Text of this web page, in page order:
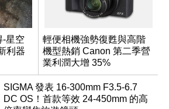
-星空
利器
輕便相機強勢復甦與高階
機型熱銷 Canon 第二季營
業利潤大增 35%
SIGMA 發表 16-300mm F3.5-6.7
DC OS！首款等效 24-450mm 的高